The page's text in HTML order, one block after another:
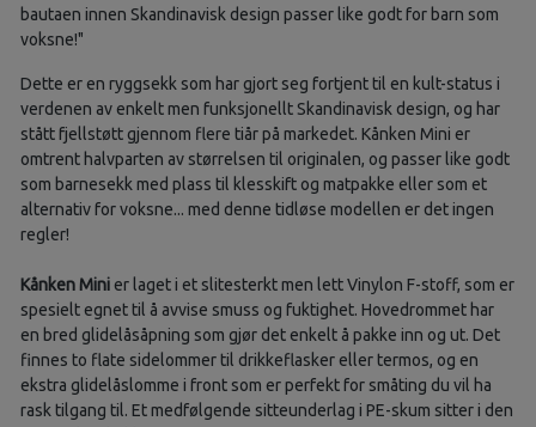
bautaen innen Skandinavisk design passer like godt for barn som
voksne!
Dette er en ryggsekk som har gjort seg fortjent til en kult-status i
verdenen av enkelt men funksjonellt Skandinavisk design, og har
stått fjellstøtt gjennom flere tiår på markedet. Kånken Mini er
omtrent halvparten av størrelsen til originalen, og passer like godt
som barnesekk med plass til klesskift og matpakke eller som et
alternativ for voksne... med denne tidløse modellen er det ingen
regler!
Kånken Minier laget i et slitesterkt men lett Vinylon F-stoff, som er
spesielt egnet til å avvise smuss og fuktighet. Hovedrommet har
en bred glidelåsåpning som gjør det enkelt å pakke inn og ut. Det
finnes to flate sidelommer til drikkeflasker eller termos, og en
ekstra glidelåslomme i front som er perfekt for småting du vil ha
rask tilgang til. Et medfølgende sitteunderlag i PE-skum sitter i den